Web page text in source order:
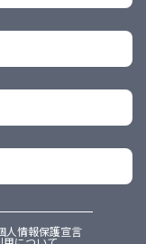
人情報保護宣言